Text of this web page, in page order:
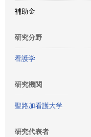
補助金
研究分野
看護学
研究機関
聖路加看護大学
研究代表者